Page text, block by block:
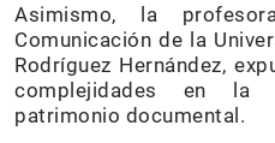
Asimismo, la
Comunicación de la
Rodríguez Hernández,
complejidades en la
patrimonio documental.